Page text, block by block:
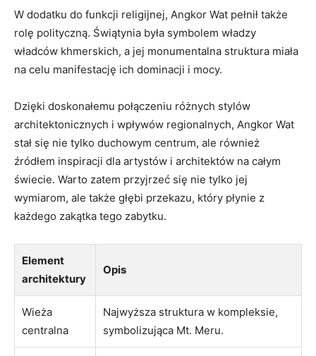
W dodatku do funkcji religijnej, Angkor Wat pełnił także
rolę polityczną. Świątynia była symbolem władzy
władców khmerskich, a jej monumentalna struktura miała
na celu manifestację ich dominacji i mocy.
Dzięki doskonałemu połączeniu różnych stylów
architektonicznych i wpływów regionalnych, Angkor Wat
stał się nie tylko duchowym centrum, ale również
źródłem inspiracji dla artystów i architektów na całym
świecie. Warto zatem przyjrzeć się nie tylko jej
wymiarom, ale także głębi przekazu, który płynie z
każdego zakątka tego zabytku.
Element
architektury
Opis
Wieża
centralna
Najwyższa struktura w kompleksie,
symbolizująca Mt. Meru.